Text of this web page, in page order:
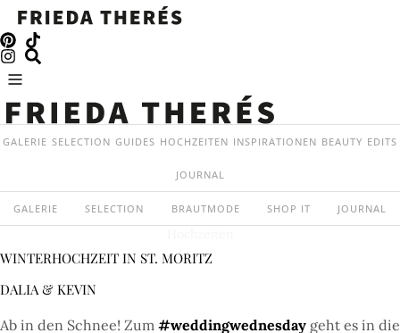
GALERIE SELECTION GUIDES HOCHZEITEN INSPIRATIONEN BEAUTY EDITS
JOURNAL
GALERIE SELECTION BRAUTMODE SHOP IT JOURNAL
WINTERHOCHZEIT IN ST. MORITZ
DALIA & KEVIN
Ab in den Schnee! Zum #weddingwednesday geht es in die